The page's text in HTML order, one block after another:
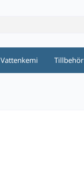
Vattenkemi Tillbehör